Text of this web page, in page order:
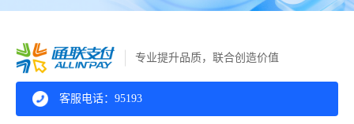
专业提升品质，联合创造价值
客服电话：95193